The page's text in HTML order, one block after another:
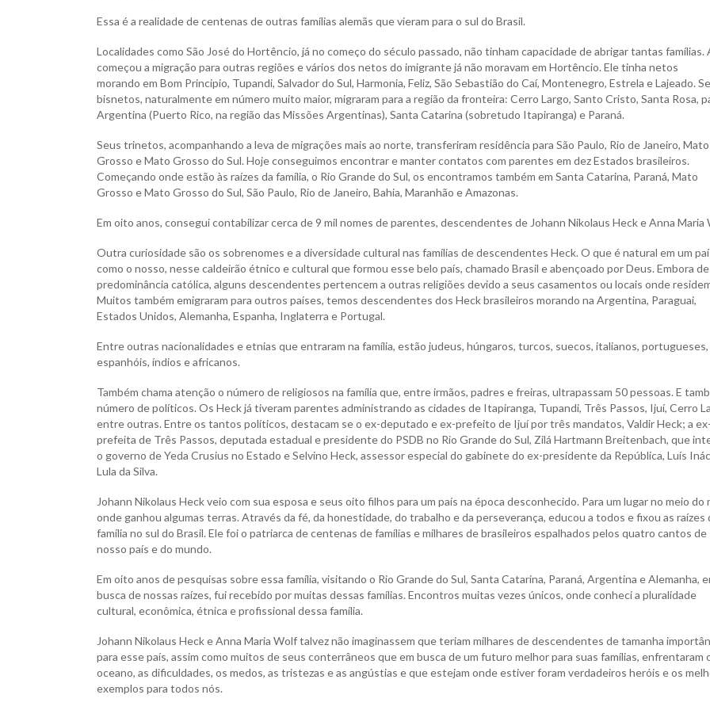
Essa é a realidade de centenas de outras famílias alemãs que vieram para o sul do Brasil.
Localidades como São José do Hortêncio, já no começo do século passado, não tinham capacidade de abrigar tantas famílias.
começou a migração para outras regiões e vários dos netos do imigrante já não moravam em Hortêncio. Ele tinha netos
morando em Bom Principio, Tupandi, Salvador do Sul, Harmonia, Feliz, São Sebastião do Caí, Montenegro, Estrela e Lajeado.
bisnetos, naturalmente em número muito maior, migraram para a região da fronteira: Cerro Largo, Santo Cristo, Santa Rosa,
Argentina (Puerto Rico, na região das Missões Argentinas), Santa Catarina (sobretudo Itapiranga) e Paraná.
Seus trinetos, acompanhando a leva de migrações mais ao norte, transferiram residência para São Paulo, Rio de Janeiro, Mato
Grosso e Mato Grosso do Sul. Hoje conseguimos encontrar e manter contatos com parentes em dez Estados brasileiros.
Começando onde estão às raízes da família, o Rio Grande do Sul, os encontramos também em Santa Catarina, Paraná, Mato
Grosso e Mato Grosso do Sul, São Paulo, Rio de Janeiro, Bahia, Maranhão e Amazonas.
Em oito anos, consegui contabilizar cerca de 9 mil nomes de parentes, descendentes de Johann Nikolaus Heck e Anna Maria
Outra curiosidade são os sobrenomes e a diversidade cultural nas famílias de descendentes Heck. O que é natural em um
como o nosso, nesse caldeirão étnico e cultural que formou esse belo país, chamado Brasil e abençoado por Deus. Embora de
predominância católica, alguns descendentes pertencem a outras religiões devido a seus casamentos ou locais onde
Muitos também emigraram para outros países, temos descendentes dos Heck brasileiros morando na Argentina, Paraguai,
Estados Unidos, Alemanha, Espanha, Inglaterra e Portugal.
Entre outras nacionalidades e etnias que entraram na família, estão judeus, húngaros, turcos, suecos, italianos, portugueses,
espanhóis, índios e africanos.
Também chama atenção o número de religiosos na família que, entre irmãos, padres e freiras, ultrapassam 50 pessoas. E
número de políticos. Os Heck já tiveram parentes administrando as cidades de Itapiranga, Tupandi, Três Passos, Ijuí, Cerro
entre outras. Entre os tantos políticos, destacam se o ex-deputado e ex-prefeito de Ijuí por três mandatos, Valdir Heck; a ex-
prefeita de Três Passos, deputada estadual e presidente do PSDB no Rio Grande do Sul, Zilá Hartmann Breitenbach, que
o governo de Yeda Crusius no Estado e Selvino Heck, assessor especial do gabinete do ex-presidente da República, Luís
Lula da Silva.
Johann Nikolaus Heck veio com sua esposa e seus oito filhos para um país na época desconhecido. Para um lugar no meio do
onde ganhou algumas terras. Através da fé, da honestidade, do trabalho e da perseverança, educou a todos e fixou as raízes
família no sul do Brasil. Ele foi o patriarca de centenas de famílias e milhares de brasileiros espalhados pelos quatro cantos de
nosso país e do mundo.
Em oito anos de pesquisas sobre essa família, visitando o Rio Grande do Sul, Santa Catarina, Paraná, Argentina e Alemanha,
busca de nossas raízes, fui recebido por muitas dessas famílias. Encontros muitas vezes únicos, onde conheci a pluralidade
cultural, econômica, étnica e profissional dessa família.
Johann Nikolaus Heck e Anna Maria Wolf talvez não imaginassem que teriam milhares de descendentes de tamanha
para esse país, assim como muitos de seus conterrâneos que em busca de um futuro melhor para suas famílias, enfrentaram
oceano, as dificuldades, os medos, as tristezas e as angústias e que estejam onde estiver foram verdadeiros heróis e os
exemplos para todos nós.